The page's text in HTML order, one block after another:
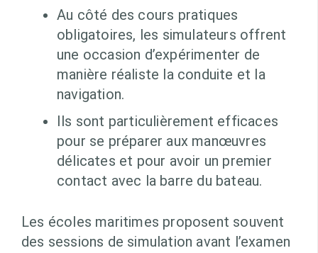
Au côté des cours pratiques
obligatoires, les simulateurs offrent
une occasion d’expérimenter de
manière réaliste la conduite et la
navigation.
Ils sont particulièrement efficaces
pour se préparer aux manœuvres
délicates et pour avoir un premier
contact avec la barre du bateau.
Les écoles maritimes proposent souvent
des sessions de simulation avant l’examen